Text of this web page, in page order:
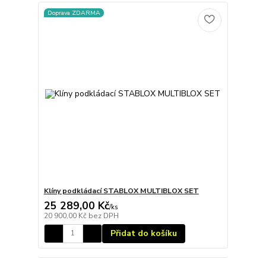
Doprava ZDARMA
Klíny podkládací STABLOX MULTIBLOX SET
25 289,00 Kč/ks
20 900,00 Kč bez DPH
Přidat do košíku